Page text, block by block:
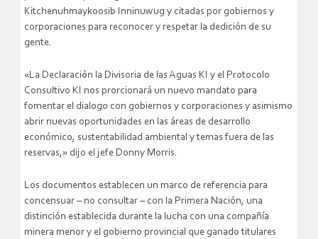
Kitchenuhmaykoosib Inninuwug y citadas por gobiernos y
corporaciones para reconocer y respetar la dedición de su
gente.
«La Declaración la Divisoria de las Aguas KI y el Protocolo
Consultivo KI nos prorcionará un nuevo mandato para
fomentar el dialogo con gobiernos y corporaciones y asimismo
abrir nuevas oportunidades en las áreas de desarrollo
económico, sustentabilidad ambiental y temas fuera de las
reservas,» dijo el jefe Donny Morris.
Los documentos establecen un marco de referencia para
concensuar – no consultar – con la Primera Nación, una
distinción establecida durante la lucha con una compañía
minera menor y el gobierno provincial que ganado titulares